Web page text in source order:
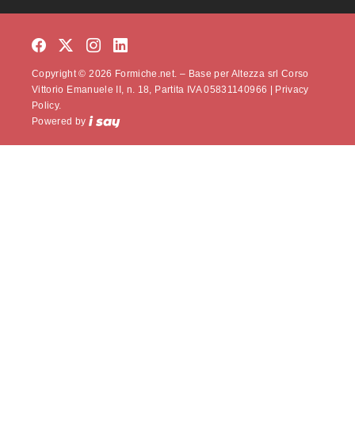
Copyright © 2026 Formiche.net. – Base per Altezza srl Corso
Vittorio Emanuele II, n. 18, Partita IVA 05831140966 |
Privacy
Policy.
Powered by